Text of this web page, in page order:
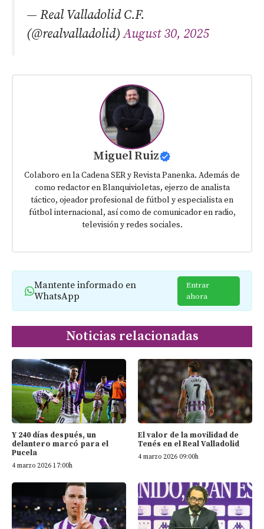
— Real Valladolid C.F.
(@realvalladolid)August 30, 2025
Miguel Ruiz
Colaboro en la Cadena SER y Revista Panenka. Además de
como redactor en Blanquivioletas, ejerzo de analista
táctico, ojeador profesional de fútbol y especialista en
fútbol internacional, así como de comunicador en radio,
televisión y redes sociales.
Mantente informado en
WhatsApp
Entrar
ahora
Noticias relacionadas
Y 240 días después, un
delantero marcó para el
Pucela
4 marzo 2026 17:00h
El valor de la movilidad de
Tenés en el Real Valladolid
4 marzo 2026 09:00h